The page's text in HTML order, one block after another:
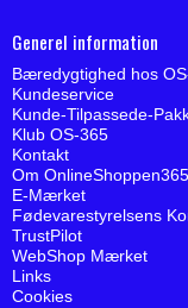
Generel information
Bæredygtighed hos
Kundeservice
Kunde-Tilpassede-
Klub OS-365
Kontakt
Om OnlineShoppen365
E-Mærket
Fødevarestyrelsens
TrustPilot
WebShop Mærket
Links
Cookies